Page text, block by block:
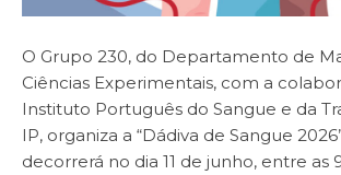
O Grupo 230, do Departamento de
Ciências Experimentais, com a
Instituto Português do Sangue e da
IP, organiza a “Dádiva de Sangue
decorrerá no dia 11 de junho, entre as